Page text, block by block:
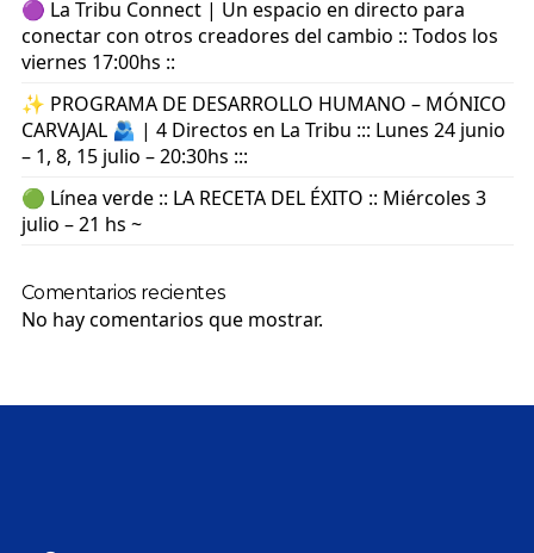
🟣 La Tribu Connect | Un espacio en directo para
conectar con otros creadores del cambio :: Todos los
viernes 17:00hs ::
✨ PROGRAMA DE DESARROLLO HUMANO – MÓNICO
CARVAJAL 🫂 | 4 Directos en La Tribu ::: Lunes 24 junio
– 1, 8, 15 julio – 20:30hs :::
🟢 Línea verde :: LA RECETA DEL ÉXITO :: Miércoles 3
julio – 21 hs ~
Comentarios recientes
No hay comentarios que mostrar.